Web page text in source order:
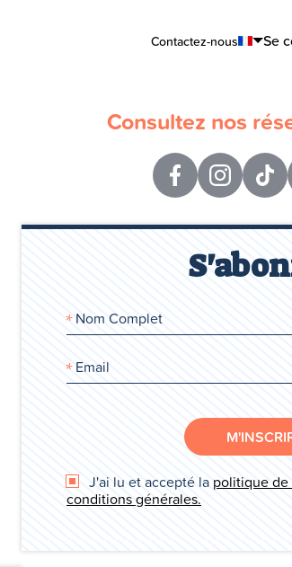
Contactez-nous
Português
Español
Français
Deutsch
Русский
Se
Consultez nos
J'ai lu et accepté la politique
conditions générales.